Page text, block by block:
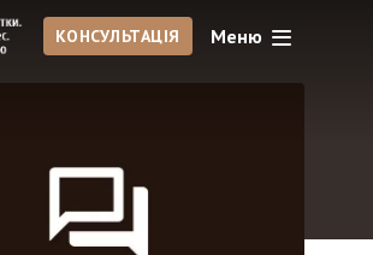
КОНСУЛЬТАЦІЯ Меню